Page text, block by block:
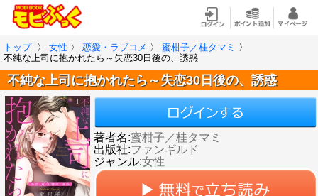
トップ 〉 女性 〉 恋愛・ラブコメ 〉 蜜柑子／桂タマミ
〉
不純な上司に抱かれたら～失恋30日後の、誘惑
不純な上司に抱かれたら～失恋30日後の、誘惑
著者名:蜜柑子／桂タマミ
出版社:ファンギルド
ジャンル:女性